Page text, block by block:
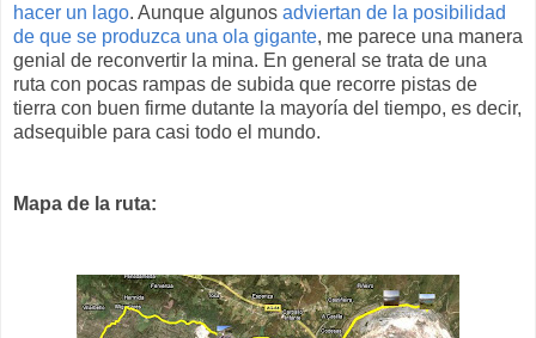
hacer un lago. Aunque algunos adviertan de la posibilidad
de que se produzca una ola gigante, me parece una manera
genial de reconvertir la mina. En general se trata de una
ruta con pocas rampas de subida que recorre pistas de
tierra con buen firme dutante la mayoría del tiempo, es decir,
adsequible para casi todo el mundo.
Mapa de la ruta: